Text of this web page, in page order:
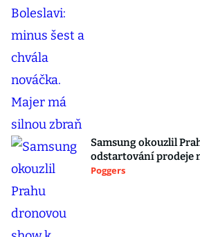
Samsung okouzlil
odstartování prodeje
Poggers